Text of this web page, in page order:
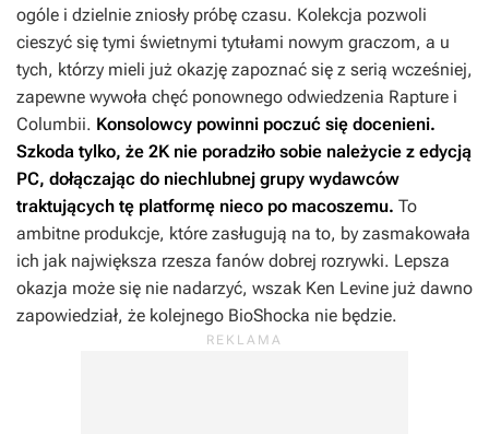
ogóle i dzielnie zniosły próbę czasu. Kolekcja pozwoli
cieszyć się tymi świetnymi tytułami nowym graczom, a u
tych, którzy mieli już okazję zapoznać się z serią wcześniej,
zapewne wywoła chęć ponownego odwiedzenia Rapture i
Columbii. Konsolowcy powinni poczuć się docenieni.
Szkoda tylko, że 2K nie poradziło sobie należycie z edycją
PC, dołączając do niechlubnej grupy wydawców
traktujących tę platformę nieco po macoszemu. To
ambitne produkcje, które zasługują na to, by zasmakowała
ich jak największa rzesza fanów dobrej rozrywki. Lepsza
okazja może się nie nadarzyć, wszak Ken Levine już dawno
zapowiedział, że kolejnego BioShocka nie będzie.